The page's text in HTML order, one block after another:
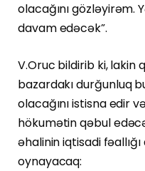
olacağını gözləyirəm.
davam edəcək”.
V.Oruc bildirib ki, lakin
bazardakı durğunluq
olacağını istisna edir
hökumətin qəbul
əhalinin iqtisadi
oynayacaq: